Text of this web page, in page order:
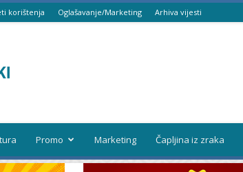
korištenja Oglašavanje/Marketing Arhiva vijesti
Promo Marketing Čapljina iz zraka